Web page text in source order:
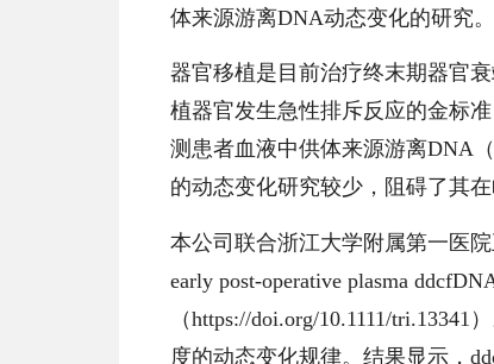
体来源游离DNA动态变化的研究。
器官移植是目前治疗终末期器官
植器官发生急性排斥反应的金标
测患者血液中供体来源游离DNA
的动态变化研究较少，阻碍了其在
本公司联合浙江大学附属第一医
early post-operative plasma
（https://doi.org/10.1111/tri.13341
度的动态变化规律。结果显示，